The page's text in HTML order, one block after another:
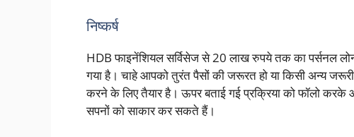
निष्कर्ष
HDB फाइनेंशियल सर्विसेज से 20 लाख रुपये तक का पर्सनल
गया है। चाहे आपको तुरंत पैसों की जरूरत हो या किसी अन्य
करने के लिए तैयार है। ऊपर बताई गई प्रक्रिया को फॉलो
सपनों को साकार कर सकते हैं।